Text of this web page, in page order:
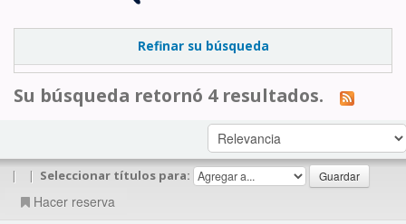
Refinar su búsqueda
Su búsqueda retornó 4 resultados.
| | Seleccionar títulos para:
Hacer reserva